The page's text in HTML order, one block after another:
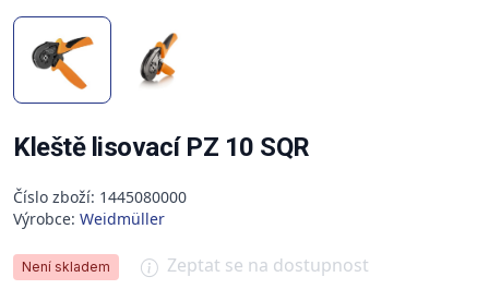
Kleště lisovací PZ 10 SQR
Číslo zboží: 1445080000
Výrobce: Weidmüller
Není skladem Zeptat se na dostupnost